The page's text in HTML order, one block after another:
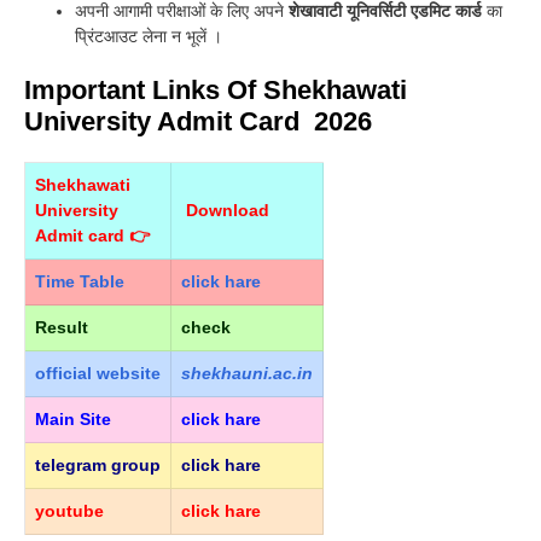
अपनी आगामी परीक्षाओं के लिए अपनेशेखावाटी यूनिवर्सिटी एडमिट कार्डका
प्रिंटआउट लेना न भूलें ।
Important Links Of Shekhawati
University Admit Card 2026
Shekhawati
University
Admit card 👉
Download
Time Table click hare
Result check
official website shekhauni.ac.in
Main Site click hare
telegram group click hare
youtube click hare